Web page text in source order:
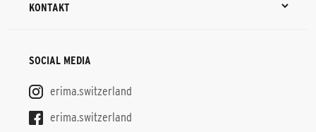
KONTAKT
SOCIAL MEDIA
erima.switzerland
erima.switzerland